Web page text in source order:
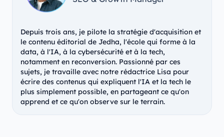
Depuis trois ans, je pilote la stratégie d'acquisition et
le contenu éditorial de Jedha, l'école qui forme à la
data, à l'IA, à la cybersécurité et à la tech,
notamment en reconversion. Passionné par ces
sujets, je travaille avec notre rédactrice Lisa pour
écrire des contenus qui expliquent l'IA et la tech le
plus simplement possible, en partageant ce qu'on
apprend et ce qu'on observe sur le terrain.